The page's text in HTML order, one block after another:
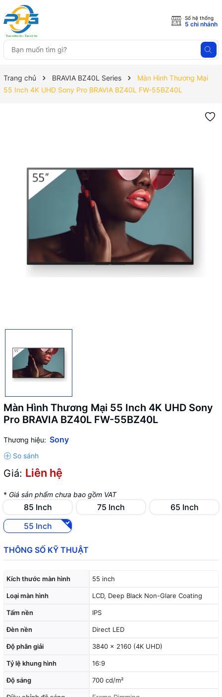
Số hệ thống
5 chi nhánh
Trang chủ BRAVIA BZ40L Series
Màn Hình Thương Mại
55 Inch 4K UHD Sony Pro BRAVIA BZ40L FW-55BZ40L
Màn Hình Thương Mại 55 Inch 4K UHD Sony
Pro BRAVIA BZ40L FW-55BZ40L
Thương hiệu: Sony
Giá: Liên hệ
* Giá sản phẩm chưa bao gồm VAT
85 Inch 75 Inch
65 Inch
55 Inch
THÔNG SỐ KỸ THUẬT
Kích thước màn hình 55 inch
Loại màn hình LCD, Deep Black Non-Glare Coating
Tấm nền IPS
Đèn nền Direct LED
Độ phân giải 3840 x 2160 (4K UHD)
Tỷ lệ khung hình 16:9
Độ sáng 700 cd/m²